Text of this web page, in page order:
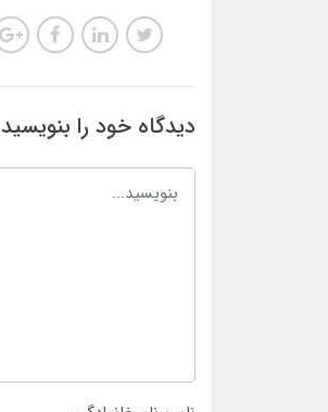
دیدگاه خود را بنویسید